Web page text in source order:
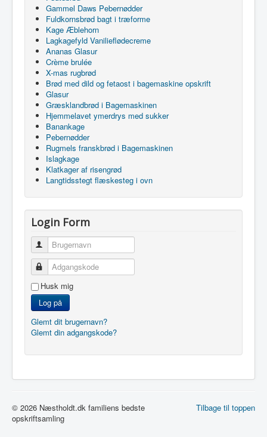
Gammel Daws Pebernødder
Fuldkornsbrød bagt i træforme
Kage Æblehorn
Lagkagefyld Vanilieflødecreme
Ananas Glasur
Crème brulée
X-mas rugbrød
Brød med dild og fetaost i bagemaskine opskrift
Glasur
Græsklandbrød i Bagemaskinen
Hjemmelavet ymerdrys med sukker
Banankage
Pebernødder
Rugmels franskbrød i Bagemaskinen
Islagkage
Klatkager af risengrød
Langtidsstegt flæskesteg i ovn
Login Form
Brugernavn
Adgangskode
Husk mig
Log på
Glemt dit brugernavn?
Glemt din adgangskode?
Tilbage til toppen
© 2026 Næstholdt.dk familiens bedste
opskriftsamling